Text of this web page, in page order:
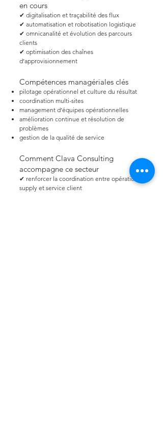
en cours
✔ digitalisation et traçabilité des flux
✔ automatisation et robotisation logistique
✔ omnicanalité et évolution des parcours
clients
✔ optimisation des chaînes
d’approvisionnement
Compétences managériales clés
pilotage opérationnel et culture du résultat
coordination multi-sites
management d’équipes opérationnelles
amélioration continue et résolution de
problèmes
gestion de la qualité de service
Comment Clava Consulting
accompagne ce secteur
✔ renforcer la coordination entre opérations,
supply et service client